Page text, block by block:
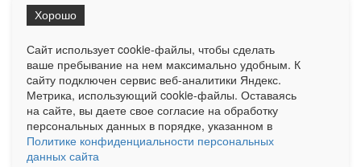
на Сетевое издание «ОрелТаймс» обязательна.
Ограниченная статистика посещаемости доступна на сайте
Liveinternet.ru . Подробная статистика для рекламодателей по запросу
у менеджера.
Реклама Документы О нас Контакты
Сайт использует cookie-файлы, чтобы сделать
ваше пребывание на нем максимально удобным. К
cайту подключен сервис веб-аналитики Яндекс.
Метрика, использующий cookie-файлы. Оставаясь
на сайте, вы даете свое согласие на обработку
персональных данных в порядке, указанном в
Политике конфиденциальности персональных
данных сайта
Хорошо